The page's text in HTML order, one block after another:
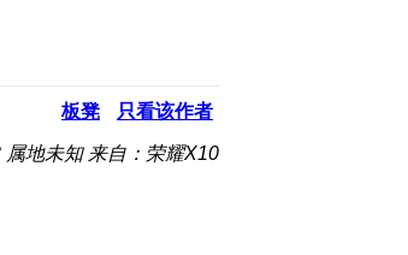
板凳 只看该作者
属地未知 来自：荣耀X10